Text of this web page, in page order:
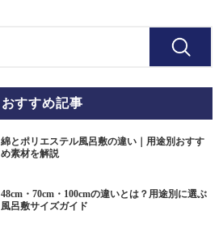
おすすめ記事
綿とポリエステル風呂敷の違い｜用途別おすす
め素材を解説
48cm・70cm・100cmの違いとは？用途別に選ぶ
風呂敷サイズガイド